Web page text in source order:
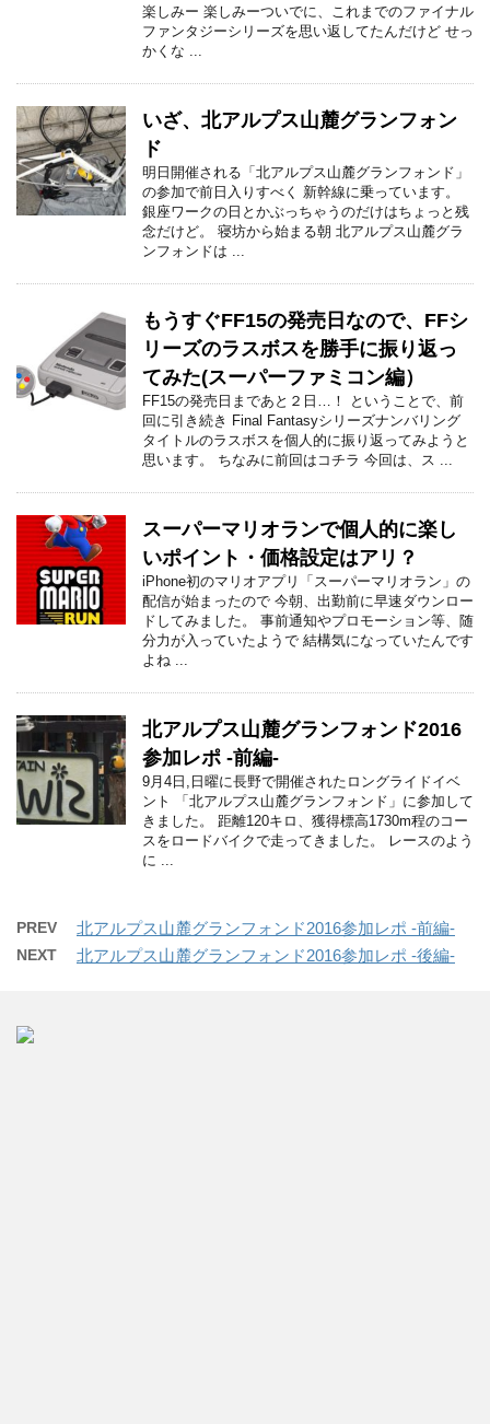
楽しみー 楽しみーついでに、これまでのファイナル
ファンタジーシリーズを思い返してたんだけど せっ
かくな ...
いざ、北アルプス山麓グランフォン
ド
明日開催される「北アルプス山麓グランフォンド」
の参加で前日入りすべく 新幹線に乗っています。
銀座ワークの日とかぶっちゃうのだけはちょっと残
念だけど。 寝坊から始まる朝 北アルプス山麓グラ
ンフォンドは ...
もうすぐFF15の発売日なので、FFシ
リーズのラスボスを勝手に振り返っ
てみた(スーパーファミコン編）
FF15の発売日まであと２日…！ ということで、前
回に引き続き Final Fantasyシリーズナンバリング
タイトルのラスボスを個人的に振り返ってみようと
思います。 ちなみに前回はコチラ 今回は、ス ...
スーパーマリオランで個人的に楽し
いポイント・価格設定はアリ？
iPhone初のマリオアプリ「スーパーマリオラン」の
配信が始まったので 今朝、出勤前に早速ダウンロー
ドしてみました。 事前通知やプロモーション等、随
分力が入っていたようで 結構気になっていたんです
よね ...
北アルプス山麓グランフォンド2016
参加レポ -前編-
9月4日,日曜に長野で開催されたロングライドイベ
ント 「北アルプス山麓グランフォンド」に参加して
きました。 距離120キロ、獲得標高1730m程のコー
スをロードバイクで走ってきました。 レースのよう
に ...
PREV 北アルプス山麓グランフォンド2016参加レポ -前編-
NEXT 北アルプス山麓グランフォンド2016参加レポ -後編-